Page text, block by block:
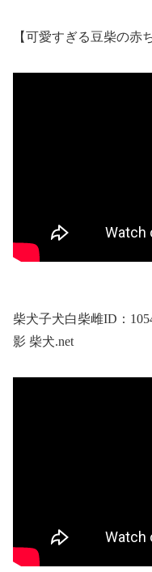
【可愛すぎる豆柴の
柴犬子犬白柴雌ID：
影 柴犬.net